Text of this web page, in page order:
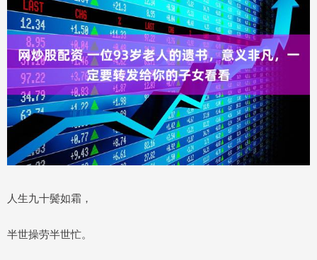
人生九十鬓如霜，
半世操劳半世忙。